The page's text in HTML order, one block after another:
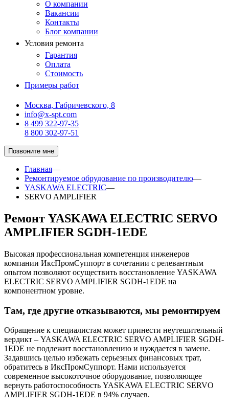
О компании
Вакансии
Контакты
Блог компании
Условия ремонта
Гарантия
Оплата
Стоимость
Примеры работ
Москва, Габричевского, 8
info@x-spt.com
8 499 322-97-35
8 800 302-97-51
Позвоните мне
Главная—
Ремонтируемое обрудование по производителю—
YASKAWA ELECTRIC—
SERVO AMPLIFIER
Ремонт YASKAWA ELECTRIC SERVO
AMPLIFIER SGDH-1EDE
Высокая профессиональная компетенция инженеров
компании ИксПромСуппорт в сочетании с релевантным
опытом позволяют осуществить восстановление YASKAWA
ELECTRIC SERVO AMPLIFIER SGDH-1EDE на
компонентном уровне.
Там, где другие отказываются, мы ремонтируем
Обращение к специалистам может принести неутешительный
вердикт – YASKAWA ELECTRIC SERVO AMPLIFIER SGDH-
1EDE не подлежит восстановлению и нуждается в замене.
Задавшись целью избежать серьезных финансовых трат,
обратитесь в ИксПромСуппорт. Нами используется
современное высокоточное оборудование, позволяющее
вернуть работоспособность YASKAWA ELECTRIC SERVO
AMPLIFIER SGDH-1EDE в 94% случаев.